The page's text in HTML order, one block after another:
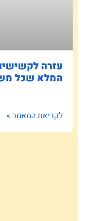
עזרה
המלא שכל
לקריאת המאמר »